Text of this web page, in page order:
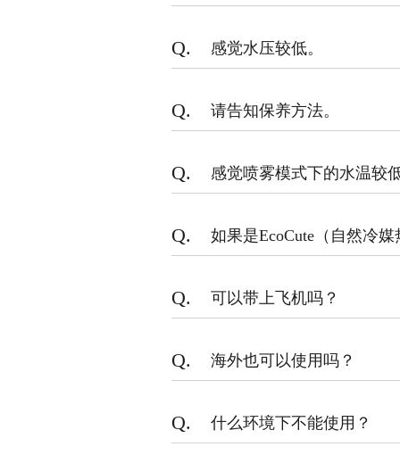
Q. 感觉水压较低。
Q. 请告知保养方法。
Q. 感觉喷雾模式下的水温较低
Q. 如果是EcoCute（自然冷
Q. 可以带上飞机吗？
Q. 海外也可以使用吗？
Q. 什么环境下不能使用？